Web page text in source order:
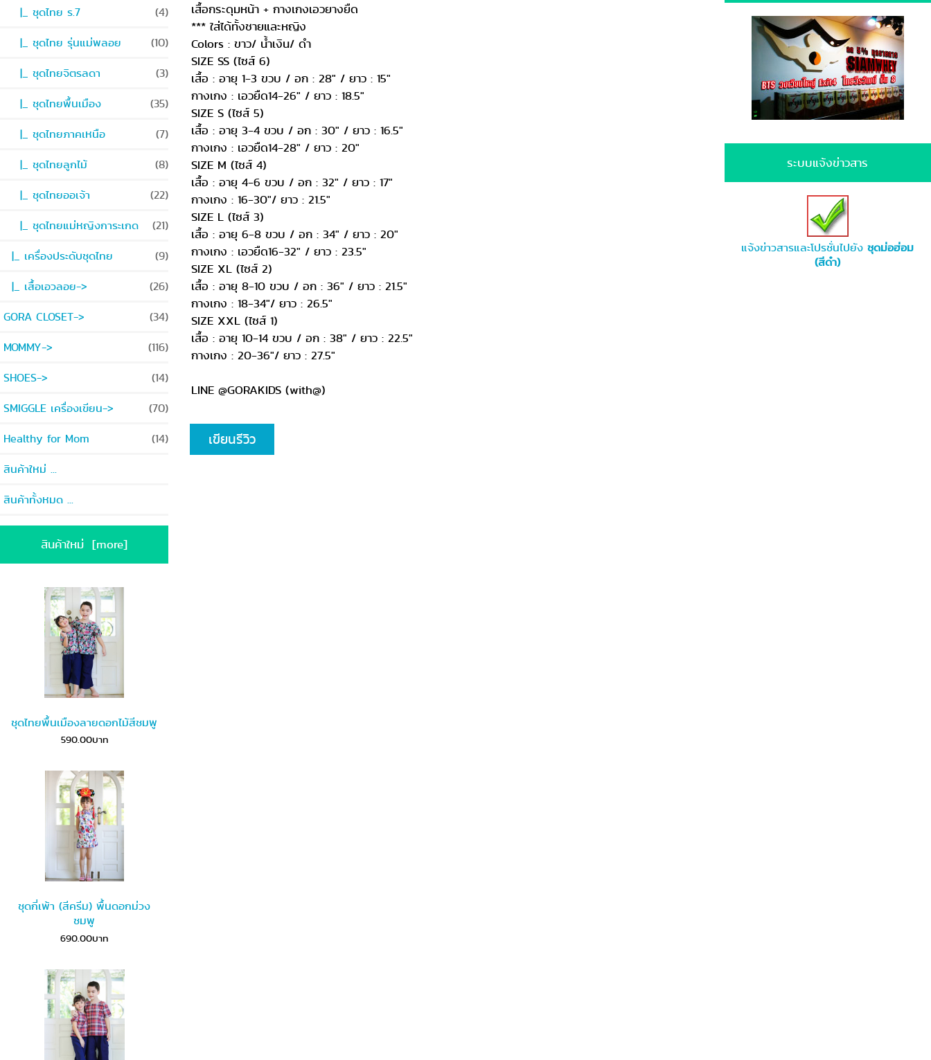
|_ ชุดไทย ร.7
(4)
|_ ชุดไทย รุ่นแม่พลอย
(10)
|_ ชุดไทยจิตรลดา
(3)
|_ ชุดไทยพื้นเมือง
(35)
|_ ชุดไทยภาคเหนือ
(7)
|_ ชุดไทยลูกไม้
(8)
|_ ชุดไทยออเจ้า
(22)
|_ ชุดไทยแม่หญิงการะเกด
(21)
|_ เครื่องประดับชุดไทย
(9)
|_ เสื้อเอวลอย->
(26)
GORA CLOSET->
(34)
MOMMY->
(116)
SHOES->
(14)
SMIGGLE เครื่องเขียน->
(70)
Healthy for Mom
(14)
สินค้าใหม่ ...
สินค้าทั้งหมด ...
สินค้าใหม่ [more]
ชุดไทยพื้นเมืองลายดอกไม้สีชมพู
590.00บาท
ชุดกี่เพ้า (สีครีม) พื้นดอกม่วง
ชมพู
690.00บาท
เสื้อกระดุมหน้า + กางเกงเอวยางยืด
*** ใส่ได้ทั้งชายและหญิง
Colors : ขาว/ น้ำเงิน/ ดำ
SIZE SS (ไซส์ 6)
เสื้อ : อายุ 1-3 ขวบ / อก : 28" / ยาว : 15"
กางเกง : เอวยืด14-26" / ยาว : 18.5"
SIZE S (ไซส์ 5)
เสื้อ : อายุ 3-4 ขวบ / อก : 30" / ยาว : 16.5"
กางเกง : เอวยืด14-28" / ยาว : 20"
SIZE M (ไซส์ 4)
เสื้อ : อายุ 4-6 ขวบ / อก : 32" / ยาว : 17"
กางเกง : 16-30"/ ยาว : 21.5"
SIZE L (ไซส์ 3)
เสื้อ : อายุ 6-8 ขวบ / อก : 34" / ยาว : 20"
กางเกง : เอวยืด16-32" / ยาว : 23.5"
SIZE XL (ไซส์ 2)
เสื้อ : อายุ 8-10 ขวบ / อก : 36" / ยาว : 21.5"
กางเกง : 18-34"/ ยาว : 26.5"
SIZE XXL (ไซส์ 1)
เสื้อ : อายุ 10-14 ขวบ / อก : 38" / ยาว : 22.5"
กางเกง : 20-36"/ ยาว : 27.5"
LINE @GORAKIDS (with@)
เขียนรีวิว
ระบบแจ้งข่าวสาร
แจ้งข่าวสารและโปรชั่นไปยังชุดม่อฮ่อม
(สีดำ)